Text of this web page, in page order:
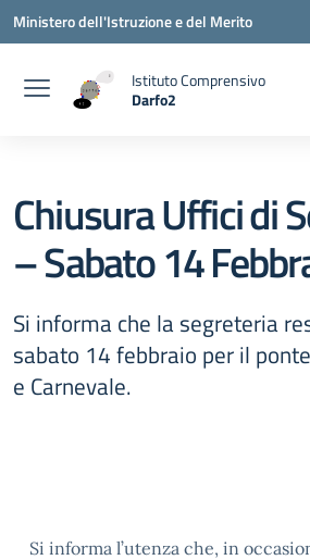
Vai ai contenuti
Vai al menu di navigazione
Vai al footer
Ministero dell'Istruzione e del Merito
Istituto Comprensivo
Darfo2
Chiusura Uffici di
– Sabato 14
Si informa che la segreteria
sabato 14 febbraio per il
e Carnevale.
Si informa l’utenza che, in